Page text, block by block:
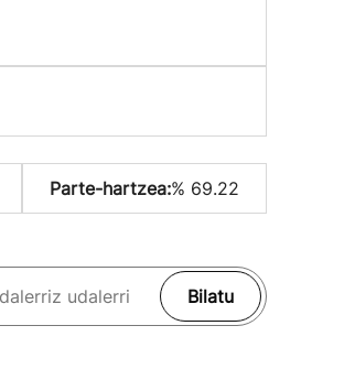
Parte-hartzea:% 69.22
Bilatu